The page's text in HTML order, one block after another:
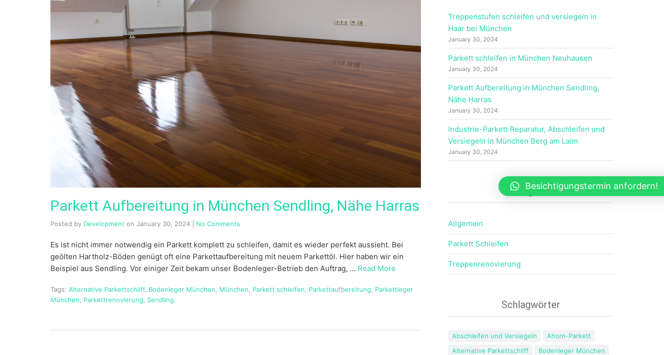
Parkett Aufbereitung in München Sendling, Nähe Harras
Posted by Development on January 30, 2024 No Comments
Es ist nicht immer notwendig ein Parkett komplett zu schleifen, damit es wieder perfekt aussieht. Bei
geölten Hartholz-Böden genügt oft eine Parkettaufbereitung mit neuem Parkettöl. Hier haben wir ein
Beispiel aus Sendling. Vor einiger Zeit bekam unser Bodenleger-Betrieb den Auftrag, … Read More
Tags: Alternative Parkettschliff, Bodenleger München München Parkett schleifen Parkettaufbereitung
Parkettleger
München
Parkettrenovierung Sendling
Treppenstufen schleifen und versiegeln in
Haar bei München
January 30, 2024
Parkett schleifen in München Neuhausen
January 30, 2024
Parkett Aufbereitung in München Sendling,
Nähe Harras
January 30, 2024
Industrie-Parkett Reparatur, Abschleifen und
Versiegeln in München Berg am Laim
January 30, 2024
Kategorien
Allgemein
Parkett Schleifen
Treppenrenovierung
Schlagwörter
Abschleifen und Versiegeln
Ahorn-Parkett
Alternative Parkettschliff
Bodenleger München
Besichtigungstermin anfordern!